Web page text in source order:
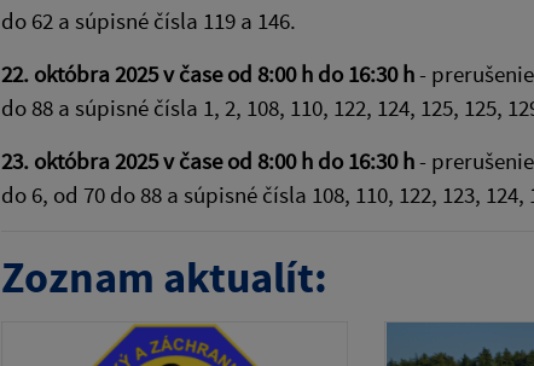
do 62 a súpisné čísla 119 a 146.
22. októbra 2025 v čase od 8:00 h do 16:30 h-
do 88 a súpisné čísla 1, 2, 108, 110, 122, 124, 125, 125,
23. októbra 2025 v čase od 8:00 h do 16:30 h-
do 6, od 70 do 88 a súpisné čísla 108, 110, 122, 123, 124,
Zoznam aktualít: